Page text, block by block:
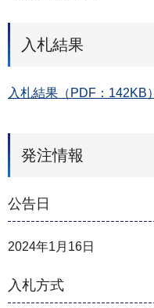
入札結果
入札結果（PDF：142KB）
発注情報
公告日
2024年1月16日
入札方式